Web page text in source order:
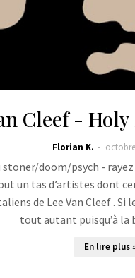
Cleef -
Florian K.
stoner/doom/psych -
un tas d’artistes dont
de Lee Van Cleef .
tout autant puisqu’à
En lire plus